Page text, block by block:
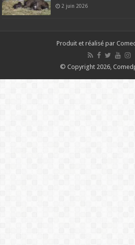
2 juin 2026
Produit et réalisé par
© Copyright 2026,